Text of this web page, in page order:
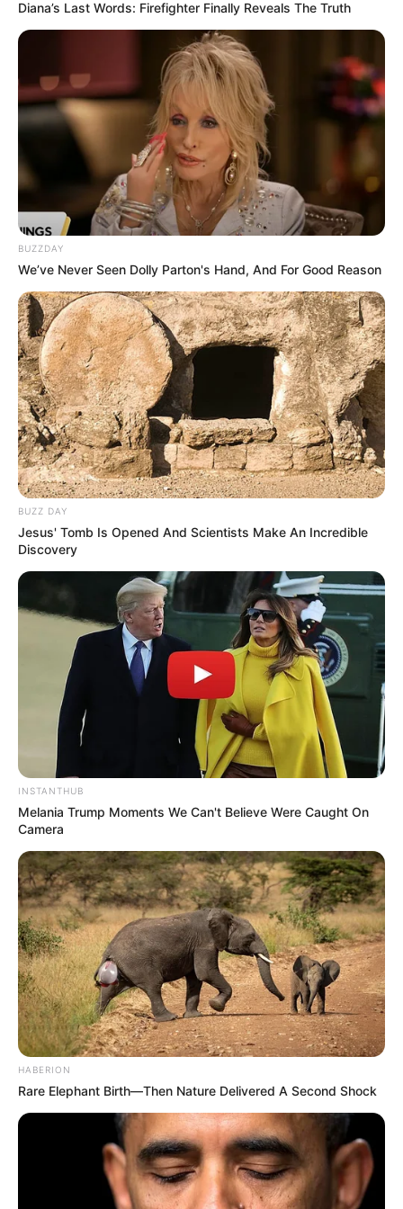
Serem! 9 Chat Ojek Online &
Pelanggan Ini Bikin Auto
Merinding
Bikin Ngakak, 10 Potret
Cosplay Murah Pakai Bahan
Seadanya
Anti Mainstream, 10 Cara
Membawa Barang Belanjaan
Diana’s Last Words: Firefighter Finally Reveals The Truth
BUZZDAY
We’ve Never Seen Dolly Parton's Hand, And For Good Reason
BUZZ DAY
Jesus' Tomb Is Opened And Scientists Make An Incredible
Discovery
INSTANTHUB
Melania Trump Moments We Can't Believe Were Caught On
Camera
HABERION
Rare Elephant Birth—Then Nature Delivered A Second Shock